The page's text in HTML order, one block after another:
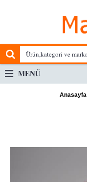
MENÜ
Anasayfa